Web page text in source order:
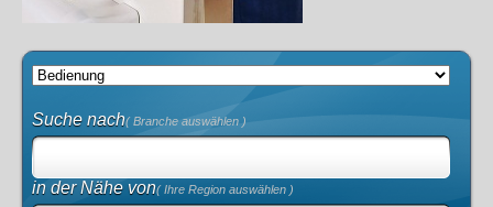
Suche nach( Branche auswählen )
in der Nähe von( Ihre Region auswählen )